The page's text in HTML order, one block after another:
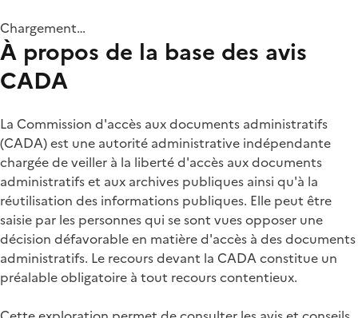
Chargement…
À propos de la base des avis
CADA
La Commission d'accès aux documents administratifs
(CADA) est une autorité administrative indépendante
chargée de veiller à la liberté d'accès aux documents
administratifs et aux archives publiques ainsi qu'à la
réutilisation des informations publiques. Elle peut être
saisie par les personnes qui se sont vues opposer une
décision défavorable en matière d'accès à des documents
administratifs. Le recours devant la CADA constitue un
préalable obligatoire à tout recours contentieux.